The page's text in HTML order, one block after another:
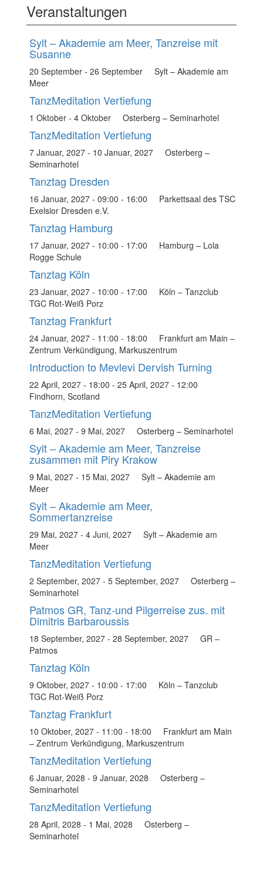
Veranstaltungen
Sylt – Akademie am Meer, Tanzreise mit
Susanne
20 September - 26 September
Sylt – Akademie am
Meer
TanzMeditation Vertiefung
1 Oktober - 4 Oktober Osterberg – Seminarhotel
TanzMeditation Vertiefung
7 Januar, 2027 - 10 Januar, 2027
Osterberg –
Seminarhotel
Tanztag Dresden
16 Januar, 2027 - 09:00 - 16:00
Parkettsaal des TSC
Exelsior Dresden e.V.
Tanztag Hamburg
17 Januar, 2027 - 10:00 - 17:00
Hamburg – Lola
Rogge Schule
Tanztag Köln
23 Januar, 2027 - 10:00 - 17:00
Köln – Tanzclub
TGC Rot-Weiß Porz
Tanztag Frankfurt
24 Januar, 2027 - 11:00 - 18:00
Frankfurt am Main –
Zentrum Verkündigung, Markuszentrum
Introduction to Mevlevi Dervish Turning
22 April, 2027 - 18:00 - 25 April, 2027 - 12:00
Findhorn, Scotland
TanzMeditation Vertiefung
6 Mai, 2027 - 9 Mai, 2027 Osterberg – Seminarhotel
Sylt – Akademie am Meer, Tanzreise
zusammen mit Piry Krakow
9 Mai, 2027 - 15 Mai, 2027
Sylt – Akademie am
Meer
Sylt – Akademie am Meer,
Sommertanzreise
29 Mai, 2027 - 4 Juni, 2027
Sylt – Akademie am
Meer
TanzMeditation Vertiefung
2 September, 2027 - 5 September, 2027
Osterberg –
Seminarhotel
Patmos GR, Tanz-und Pilgerreise zus. mit
Dimitris Barbaroussis
18 September, 2027 - 28 September, 2027
GR –
Patmos
Tanztag Köln
9 Oktober, 2027 - 10:00 - 17:00
Köln – Tanzclub
TGC Rot-Weiß Porz
Tanztag Frankfurt
10 Oktober, 2027 - 11:00 - 18:00
Frankfurt am Main
– Zentrum Verkündigung, Markuszentrum
TanzMeditation Vertiefung
6 Januar, 2028 - 9 Januar, 2028
Osterberg –
Seminarhotel
TanzMeditation Vertiefung
28 April, 2028 - 1 Mai, 2028
Osterberg –
Seminarhotel